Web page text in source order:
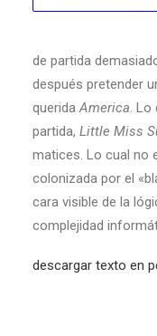
adolescente rebelde,
de partida
después pretender
queridaAmerica. Lo
partida, Little Miss
matices. Lo cual no
colonizada por el
cara visible de la
complejidad
descargar texto en